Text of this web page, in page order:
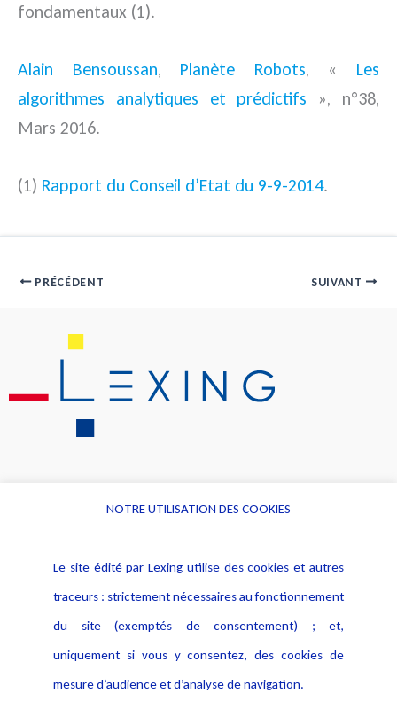
fondamentaux (1).
Alain Bensoussan, Planète Robots, « Les
algorithmes analytiques et prédictifs », n°38,
Mars 2016.
(1) Rapport du Conseil d’Etat du 9-9-2014.
PRÉCÉDENT SUIVANT
Alerte professionnelle
Déclaration d'accessibilité
Notice Légale
Politique de protection des
données
Publications
NOTRE UTILISATION DES COOKIES
Le site édité par Lexing utilise des cookies et autres
traceurs : strictement nécessaires au fonctionnement
du site (exemptés de consentement) ; et,
uniquement si vous y consentez, des cookies de
mesure d’audience et d’analyse de navigation.